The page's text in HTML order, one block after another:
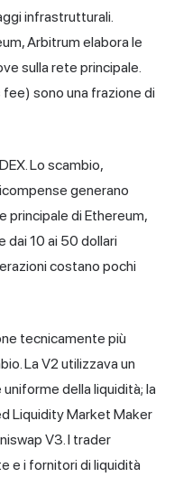
infrastrutturali.
Arbitrum elabora le
sulla rete principale.
sono una frazione di
Lo scambio,
generano
principale di Ethereum,
dai 10 ai 50 dollari
costano pochi
tecnicamente più
La V2 utilizzava un
della liquidità; la
Liquidity Market Maker
V3. I trader
e i fornitori di liquidità